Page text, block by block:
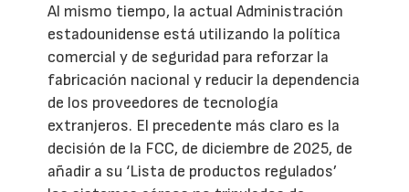
Al mismo tiempo, la actual Administración
estadounidense está utilizando la política
comercial y de seguridad para reforzar la
fabricación nacional y reducir la dependencia
de los proveedores de tecnología
extranjeros. El precedente más claro es la
decisión de la FCC, de diciembre de 2025, de
añadir a su ‘Lista de productos regulados’